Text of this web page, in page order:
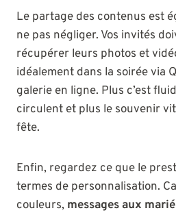
Le partage des contenus est
ne pas négliger. Vos invités
récupérer leurs photos et
idéalement dans la soirée via
galerie en ligne. Plus c’est
circulent et plus le souvenir
fête.
Enfin, regardez ce que le
termes de personnalisation.
couleurs, messages aux